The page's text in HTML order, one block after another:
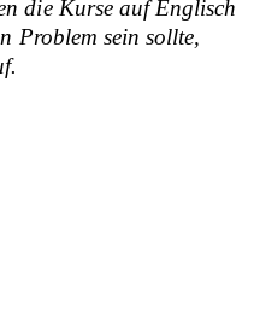
die Kurse auf Englisch
Problem sein sollte,